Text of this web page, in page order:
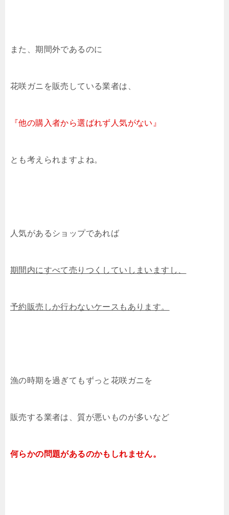
また、期間外であるのに
花咲ガニを販売している業者は、
『他の購入者から選ばれず人気がない』
とも考えられますよね。
人気があるショップであれば
期間内にすべて売りつくしていしまいますし、
予約販売しか行わないケースもあります。
漁の時期を過ぎてもずっと花咲ガニを
販売する業者は、質が悪いものが多いなど
何らかの問題があるのかもしれません。